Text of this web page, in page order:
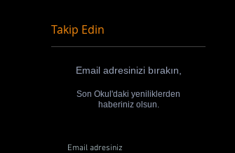
Takip Edin
Email adresinizi bırakın,
Son Okul'daki yeniliklerden
haberiniz olsun.